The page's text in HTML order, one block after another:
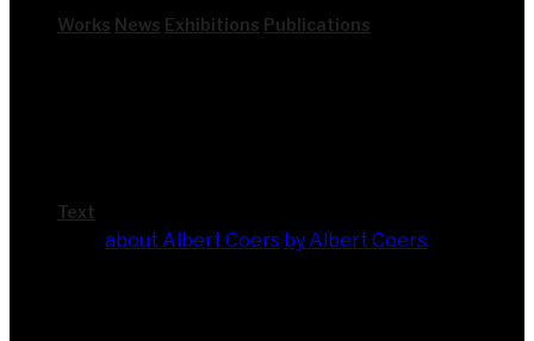
Works News Exhi­bi­ti­ons Publi­ca­ti­ons
Text
about Albert Coers by Albert Coers